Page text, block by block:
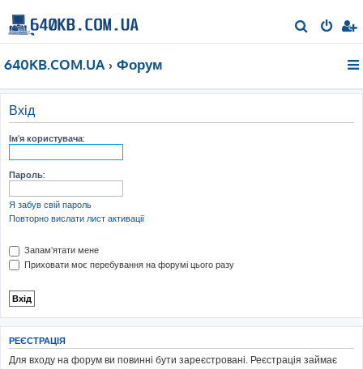
о
640KB.COM.UA Форум
Вхід
Ім'я користувача:
Пароль:
Я забув свій пароль
Повторно вислати лист активації
Запам'ятати мене
Приховати моє перебування на форумі цього разу
РЕЄСТРАЦІЯ
Для входу на форум ви повинні бути зареєстровані. Реєстрація займає